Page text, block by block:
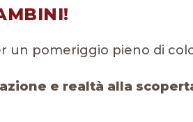
un pomeriggio pieno di
e realtà alla